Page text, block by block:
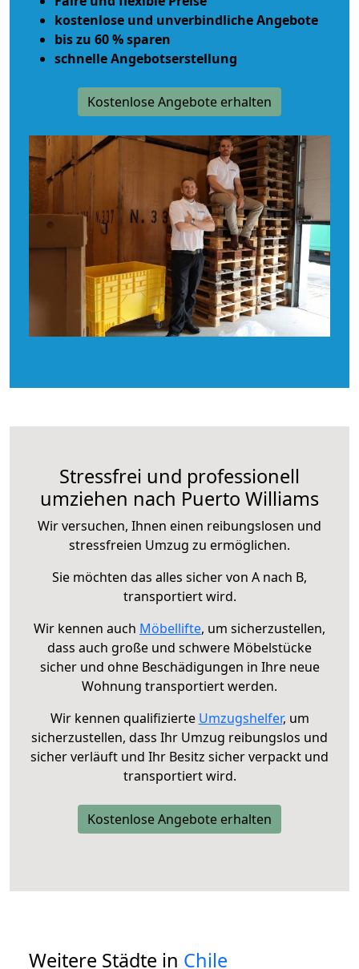
kostenlose und unverbindliche Angebote
bis zu 60 % sparen
schnelle Angebotserstellung
Kostenlose Angebote erhalten
Stressfrei und professionell
umziehen nach Puerto Williams
Wir versuchen, Ihnen einen reibungslosen und
stressfreien Umzug zu ermöglichen.
Sie möchten das alles sicher von A nach B,
transportiert wird.
Wir kennen auch Möbellifte, um sicherzustellen,
dass auch große und schwere Möbelstücke
sicher und ohne Beschädigungen in Ihre neue
Wohnung transportiert werden.
Wir kennen qualifizierte Umzugshelfer, um
sicherzustellen, dass Ihr Umzug reibungslos und
sicher verläuft und Ihr Besitz sicher verpackt und
transportiert wird.
Kostenlose Angebote erhalten
Weitere Städte in Chile